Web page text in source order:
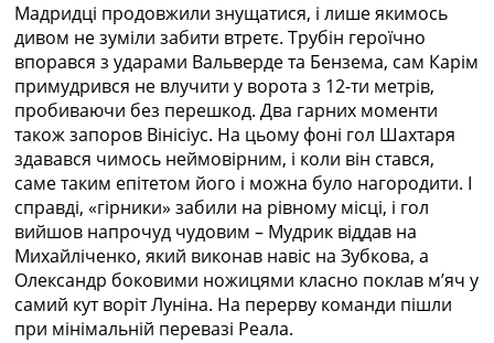
Мадридці продовжили знущатися, і лише якимось
дивом не зуміли забити втретє. Трубін героїчно
впорався з ударами Вальверде та Бензема, сам Карім
примудрився не влучити у ворота з 12-ти метрів,
пробиваючи без перешкод. Два гарних моменти
також запоров Вінісіус. На цьому фоні гол Шахтаря
здавався чимось неймовірним, і коли він стався,
саме таким епітетом його і можна було нагородити. І
справді, «гірники» забили на рівному місці, і гол
вийшов напрочуд чудовим – Мудрик віддав на
Михайліченко, який виконав навіс на Зубкова, а
Олександр боковими ножицями класно поклав мʼяч у
самий кут воріт Луніна. На перерву команди пішли
при мінімальній перевазі Реала.